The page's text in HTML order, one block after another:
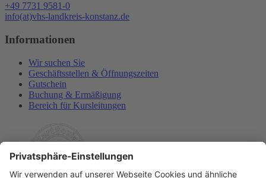
+49 7731 9581-0
info(at)vhs-landkreis-konstanz.de
Informationen
Wir suchen Sie
Geschäftsstellen & Öffnungszeiten
Gutschein
Buchung & Ermäßigung
Bereich für Kursleitungen